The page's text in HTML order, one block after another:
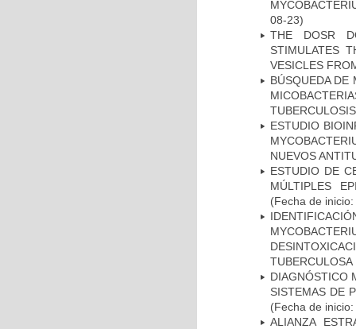
08-23)
THE DOSR
STIMULATES
VESICLES
BÚSQUEDA DE
ESTUDIO
NUEVOS
ESTUDIO DE
MÚLTIPLES
(Fecha de
TUBERCULOSA
DIAGNÓSTICO
SISTEMAS DE
(Fecha de
ALIANZA